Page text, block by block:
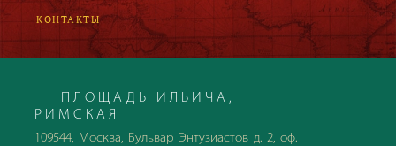
КОНТАКТЫ
ПЛОЩАДЬ ИЛЬИЧА,
РИМСКАЯ
109544, Москва, Бульвар Энтузиастов д. 2, оф.